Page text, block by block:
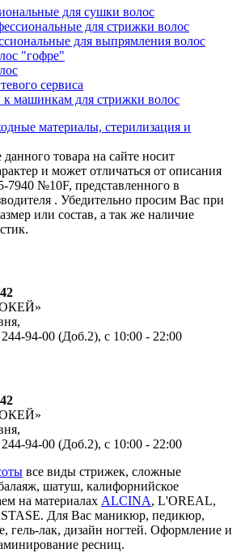
для сушки волос
для стрижки волос
для выпрямления волос
"гофре"
сервиса
машинкам для стрижки волос
материалы, стерилизация и
товара на сайте носит
и может отличаться от описания
№10F, представленного в
. Убедительно просим Вас при
или состав, а так же наличие
94-00 (Доб.2), c 10:00 - 22:00
94-00 (Доб.2), c 10:00 - 22:00
все виды стрижек, сложные
шатуш, калифорнийское
на материалах ALCINA, L'OREAL,
Для Вас маникюр, педикюр,
гель-лак, дизайн ногтей. Оформление и
ресниц.